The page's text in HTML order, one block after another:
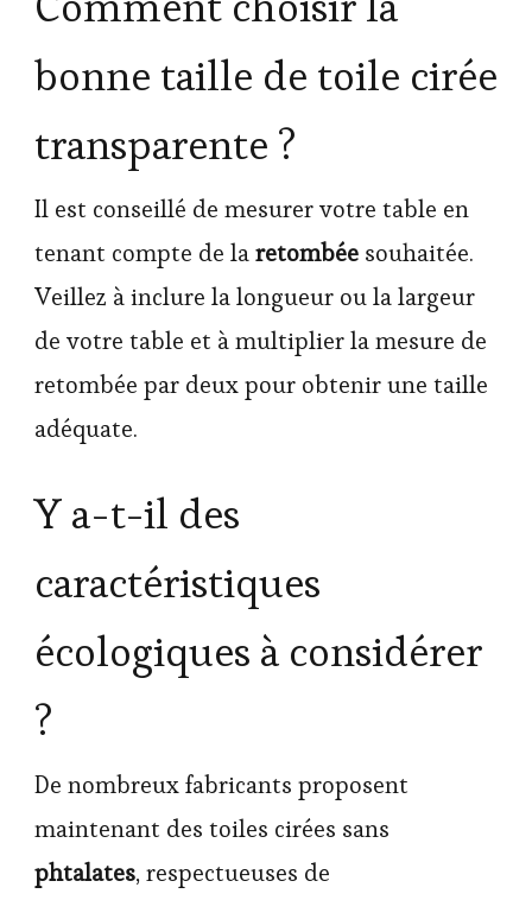
bonne taille de toile cirée
transparente ?
Il est conseillé de mesurer votre table en
tenant compte de laretombée souhaitée.
Veillez à inclure la longueur ou la largeur
de votre table et à multiplier la mesure de
retombée par deux pour obtenir une taille
adéquate.
Y a-t-il des
caractéristiques
écologiques à considérer
?
De nombreux fabricants proposent
maintenant des toiles cirées sans
phtalates, respectueuses de